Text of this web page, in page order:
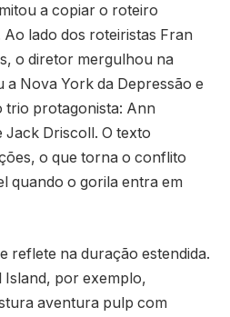
a copiar o roteiro
lado dos roteiristas Fran
o diretor mergulhou na
a Nova York da Depressão e
trio protagonista: Ann
Jack Driscoll. O texto
o que torna o conflito
quando o gorila entra em
reflete na duração estendida.
Island, por exemplo,
aventura pulp com